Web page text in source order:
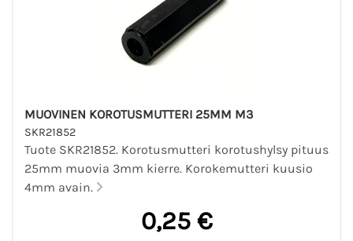
MUOVINEN KOROTUSMUTTERI 25MM M3
SKR21852
Tuote SKR21852. Korotusmutteri korotushylsy pituus
25mm muovia 3mm kierre. Korokemutteri kuusio
4mm avain.
0,25 €